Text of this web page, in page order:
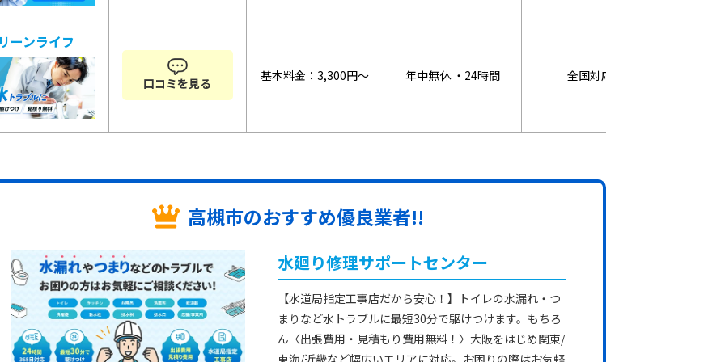
ーンライフ
口コミを見る
基本料金：3,300円～ 年中無休 ・24時間 全国対応
高槻市のおすすめ優良業者!!
水廻り修理サポートセンター
【水道局指定工事店だから安心！】トイレの水漏れ・つ
まりなど水トラブルに最短30分で駆けつけます。もちろ
ん〈出張費用・見積もり費用無料！〉大阪をはじめ関東/
東海/近畿など幅広いエリアに対応。お困りの際はお気軽